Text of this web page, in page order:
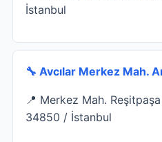
İstanbul
🔧 Avcılar Merkez Mah.
📍 Merkez Mah.
34850 / İstanbul